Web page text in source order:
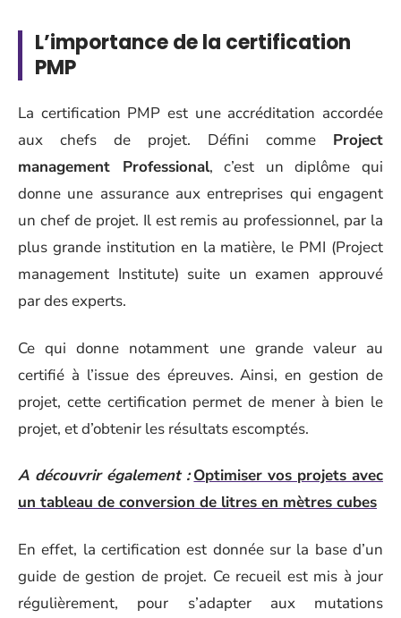
L’importance de la certification
PMP
La certification PMP est une accréditation accordée
aux chefs de projet. Défini comme Project
management Professional, c’est un diplôme qui
donne une assurance aux entreprises qui engagent
un chef de projet. Il est remis au professionnel, par la
plus grande institution en la matière, le PMI (Project
management Institute) suite un examen approuvé
par des experts.
Ce qui donne notamment une grande valeur au
certifié à l’issue des épreuves. Ainsi, en gestion de
projet, cette certification permet de mener à bien le
projet, et d’obtenir les résultats escomptés.
A découvrir également : Optimiser vos projets avec
un tableau de conversion de litres en mètres cubes
En effet, la certification est donnée sur la base d’un
guide de gestion de projet. Ce recueil est mis à jour
régulièrement, pour s’adapter aux mutations